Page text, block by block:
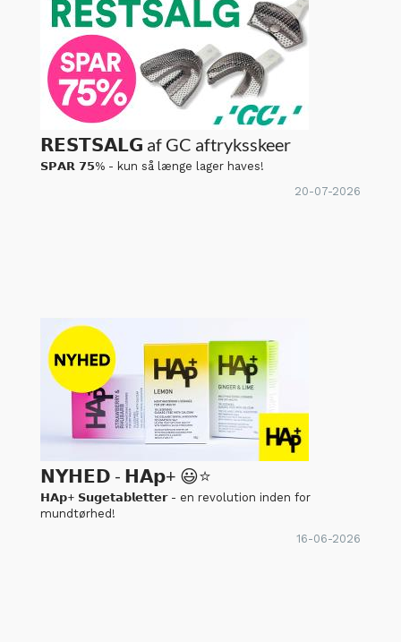
𝗥𝗘𝗦𝗧𝗦𝗔𝗟𝗚 af GC aftryksskeer
𝗦𝗣𝗔𝗥 𝟳𝟱% - kun så længe lager haves!
20-07-2026
𝗡𝗬𝗛𝗘𝗗 - 𝗛𝗔𝗽+ 😃⭐
𝗛𝗔𝗽+ 𝗦𝘂𝗴𝗲𝘁𝗮𝗯𝗹𝗲𝘁𝘁𝗲𝗿 - en revolution inden for
mundtørhed!
16-06-2026